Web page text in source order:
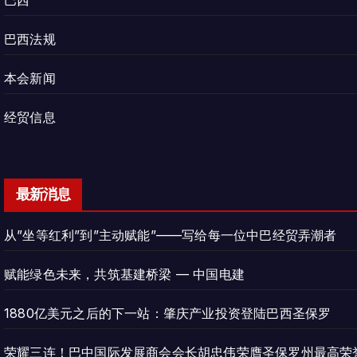
巴西法规
本会新闻
经贸信息
最新消息
从”坐等红利”到”主动赋能”——写给每一位中巴经贸弄潮者
赋能绿色未来，共筑基建桥梁 — 中国电建
1880亿美元之后的下一站：肇庆产业投资登陆巴西圣保罗
荣耀三连！巴中国际发展商会会长胡忠伟荣膺圣保罗州最高荣